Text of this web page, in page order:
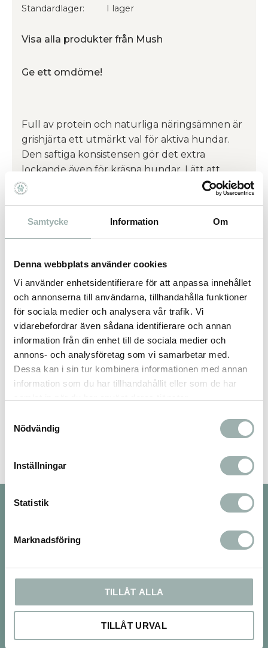
Samtycke Information Om
Denna webbplats använder cookies
Vi använder enhetsidentifierare för att anpassa innehållet
och annonserna till användarna, tillhandahålla funktioner
för sociala medier och analysera vår trafik. Vi
vidarebefordrar även sådana identifierare och annan
information från din enhet till de sociala medier och
annons- och analysföretag som vi samarbetar med.
Dessa kan i sin tur kombinera informationen med annan
information som du har tillhandahållit eller som de har
Nödvändig
Inställningar
Statistik
Marknadsföring
TILLÅT ALLA
TILLÅT URVAL
Standardlager I lager
Visa alla produkter från Mush
Ge ett omdöme!
Full av protein och naturliga näringsämnen är
grishjärta ett utmärkt val för aktiva hundar.
Den saftiga konsistensen gör det extra
lockande även för kräsna hundar. Lätt att
portionera och perfekt som träningsgodis.
Protein 68,1 % och fett 24,4 %.
Ingredienser: Grishjärta.
Omdömen
Du
PRENUMERERA
Dina personuppgifter behandlas i enlighet med vår
Om oss